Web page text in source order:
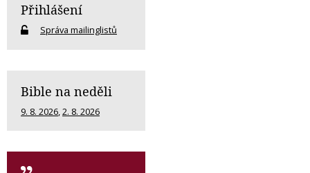
Přihlášení
Správa mailinglistů
Bible na neděli
9. 8. 2026,2. 8. 2026